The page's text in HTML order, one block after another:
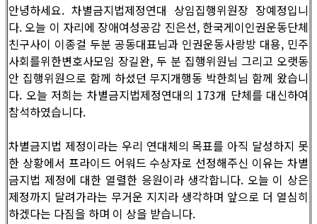
안녕하세요. 차별금지법제정연대 상임집행위원장 장예정입니
다. 오늘 이 자리에 장애여성공감 진은선, 한국게이인권운동단체
친구사이 이종걸 두분 공동대표님과 인권운동사랑방 대용, 민주
사회를위한변호사모임 장길완, 두 분 집행위원님 그리고 오랫동
안 집행위원으로 함께 하셨던 무지개행동 박한희님 함께 왔습니
다. 오늘 저희는 차별금지법제정연대의 173개 단체를 대신하여
참석하였습니다.
차별금지법 제정이라는 우리 연대체의 목표를 아직 달성하지 못
한 상황에서 프라이드 어워드 수상자로 선정해주신 이유는 차별
금지법 제정에 대한 열렬한 응원이라 생각합니다. 오늘 이 상은
제정까지 달려가라는 무거운 지지라 생각하며 앞으로 더 열심히
하겠다는 다짐을 하며 이 상을 받습니다.